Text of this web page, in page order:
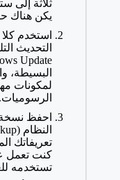
ثلاثة إلى
يكن هناك
استخدم
التحديث
البسيطة،
لمكونات
الرسوميات.
احفظ
تعريفاتك
كنت تعمل
تستخدمه